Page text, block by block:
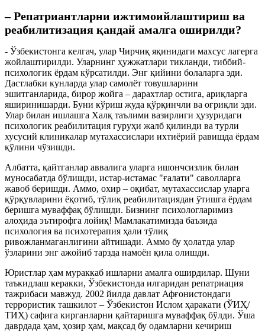
– Репатриантларни ижтимоийлаштириш ва
реабилитизация қандай амалга оширилди?
- Ўзбекистонга келгач, улар Чирчиқ яқинидаги махсус лагерга
жойлаштирилди. Уларнинг ҳужжатлари тикланди, тиббий-
психологик ёрдам кўрсатилди. Энг қийини болаларга эди.
Дастлабки кунларда улар самолёт товушларини
эшитганларида, бирор жойга – дарахтлар остига, ариқларга
яширинишарди. Буни кўриш жуда қўрқинчли ва оғриқли эди.
Улар билан ишлашга Халқ таълими вазирлиги ҳузуридаги
психологик реабилитация гуруҳи жалб қилинди ва турли
хусусий клиникалар мутахассислари ихтиёрий равишда ёрдам
қўлини чўзишди.
Албатта, қайтганлар аввалига уларга ишончсизлик билан
муносабатда бўлишди, истар-истамас "ғалати" саволларга
жавоб беришди. Аммо, охир – оқибат, мутахассислар уларга
қўрқувларини ёқотиб, тўлиқ реабилитациядан ўтишга ёрдам
беришга муваффақ бўлишди. Бизнинг психологларимиз
алоҳида эътирофга лойиқ! Мамлакатимизда баъзида
психология ва психотерапия ҳали тўлиқ
ривожланмаганлигини айтишади. Аммо бу ҳолатда улар
ўзларини энг ажойиб тарзда намоён қила олишди.
Юристлар ҳам мураккаб ишларни амалга оширдилар. Шуни
таъкидлаш керакки, Ўзбекистонда илгаридан репатриация
тажрибаси мавжуд. 2002 йилда давлат Афғонистондаги
террористик ташкилот – Ўзбекистон Ислом ҳаракати (ЎИҲ/
ТИҲ) сафига кирганларни қайтаришга муваффақ бўлди. Ўша
даврдада ҳам, ҳозир ҳам, мақсад бу одамларни кечириш